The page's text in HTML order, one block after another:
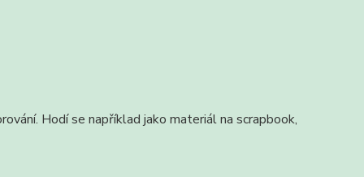
Hodí se například jako materiál na scrapbook,